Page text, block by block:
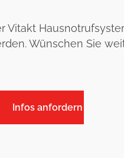
Wünschen Sie